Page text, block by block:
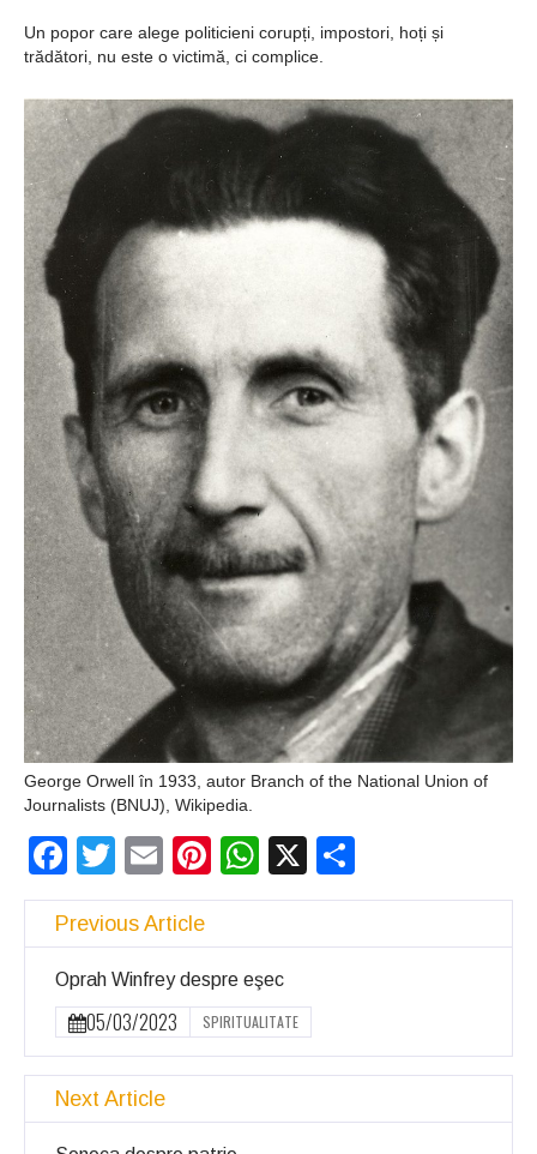
Un popor care alege politicieni corupți, impostori, hoți și
trădători, nu este o victimă, ci complice.
George Orwell în 1933, autor Branch of the National Union of
Journalists (BNUJ), Wikipedia.
Facebook
Twitter
EmailPinterest
WhatsApp
X
Previous Article
Oprah Winfrey despre eşec
05/03/2023 SPIRITUALITATE
Next Article